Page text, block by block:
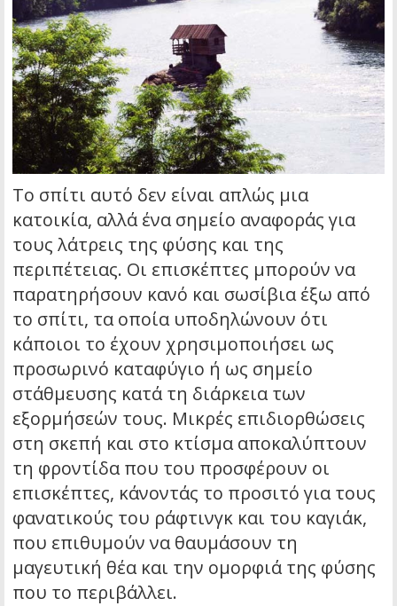
Το σπίτι αυτό δεν είναι απλώς μια
κατοικία, αλλά ένα σημείο αναφοράς για
τους λάτρεις της φύσης και της
περιπέτειας. Οι επισκέπτες μπορούν να
παρατηρήσουν κανό και σωσίβια έξω από
το σπίτι, τα οποία υποδηλώνουν ότι
κάποιοι το έχουν χρησιμοποιήσει ως
προσωρινό καταφύγιο ή ως σημείο
στάθμευσης κατά τη διάρκεια των
εξορμήσεών τους. Μικρές επιδιορθώσεις
στη σκεπή και στο κτίσμα αποκαλύπτουν
τη φροντίδα που του προσφέρουν οι
επισκέπτες, κάνοντάς το προσιτό για τους
φανατικούς του ράφτινγκ και του καγιάκ,
που επιθυμούν να θαυμάσουν τη
μαγευτική θέα και την ομορφιά της φύσης
που το περιβάλλει.